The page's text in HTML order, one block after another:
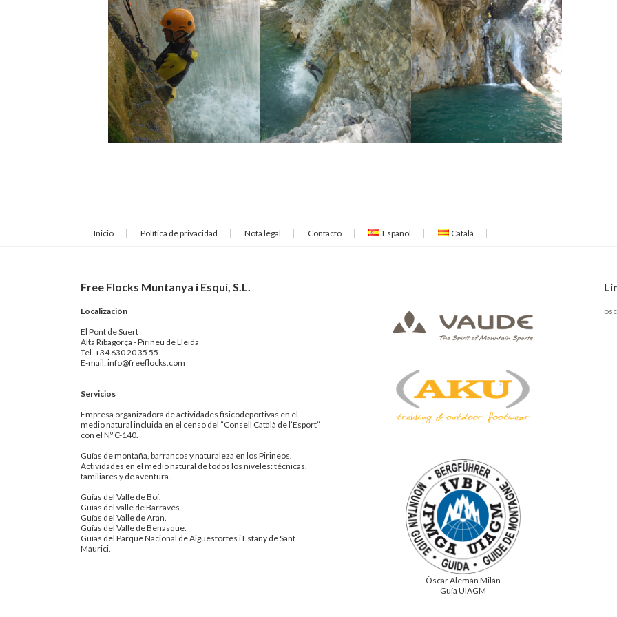
Inicio Política de privacidad Nota legal Contacto Español Català
Free Flocks Muntanya i Esquí, S.L.
Localización
El Pont de Suert
Alta Ribagorça - Pirineu de Lleida
Tel. +34 630 20 35 55
E-mail: info@freeflocks.com
Servicios
Empresa organizadora de actividades fisicodeportivas en el
medio natural incluida en el censo del ”Consell Català de l’Esport”
con el Nº C-140.
Guías de montaña, barrancos y naturaleza en los Pirineos.
Actividades en el medio natural de todos los niveles: técnicas,
familiares y de aventura.
Guías del Valle de Boí.
Guías del valle de Barravés.
Guías del Valle de Aran.
Guías del Valle de Benasque.
Guías del Parque Nacional de Aigüestortes i Estany de Sant
Maurici.
Òscar Alemán Milán
Guía UIAGM